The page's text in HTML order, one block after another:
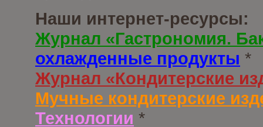
Наши интернет-ресурсы:
Журнал «Гастрономия.
охлажденные продукты *
Журнал «Кондитерские
Мучные кондитерские
Технологии *